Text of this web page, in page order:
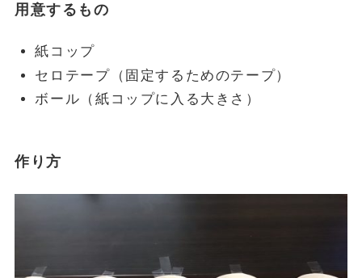
用意するもの
紙コップ
セロテープ（固定するためのテープ）
ボール（紙コップに入る大きさ）
作り方